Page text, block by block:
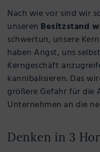
Nach wie vor sind wir
unseren Besitzstand
schwertun, unsere
haben Angst, uns
Kerngeschäft
kannibalisieren. Das
größere Gefahr für die
Unternehmen an die
Denken in 3